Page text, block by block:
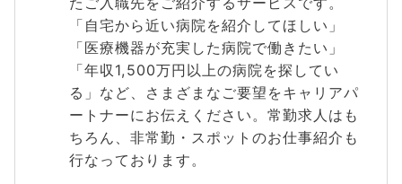
「自宅から近い病院を紹介してほしい」
「医療機器が充実した病院で働きたい」
「年収1,500万円以上の病院を探してい
る」など、さまざまなご要望をキャリアパ
ートナーにお伝えください。常勤求人はも
ちろん、非常勤・スポットのお仕事紹介も
行なっております。